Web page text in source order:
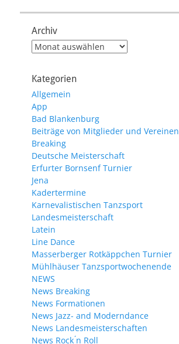
Archiv
Archiv
Kategorien
Allgemein
App
Bad Blankenburg
Beiträge von Mitglieder und Vereinen
Breaking
Deutsche Meisterschaft
Erfurter Bornsenf Turnier
Jena
Kadertermine
Karnevalistischen Tanzsport
Landesmeisterschaft
Latein
Line Dance
Masserberger Rotkäppchen Turnier
Mühlhäuser Tanzsportwochenende
NEWS
News Breaking
News Formationen
News Jazz- and Moderndance
News Landesmeisterschaften
News Rock ́n Roll